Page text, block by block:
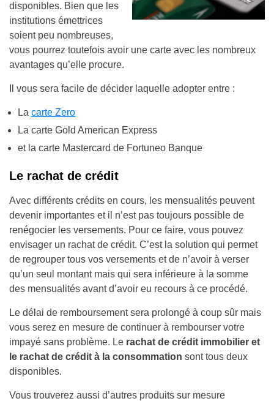
disponibles. Bien que les
institutions émettrices
soient peu nombreuses,
vous pourrez toutefois avoir une carte avec les nombreux
avantages qu’elle procure.
Il vous sera facile de décider laquelle adopter entre :
La carte Zero
La carte Gold American Express
et la carte Mastercard de Fortuneo Banque
Le rachat de crédit
Avec différents crédits en cours, les mensualités peuvent
devenir importantes et il n’est pas toujours possible de
renégocier les versements. Pour ce faire, vous pouvez
envisager un rachat de crédit. C’est la solution qui permet
de regrouper tous vos versements et de n’avoir à verser
qu’un seul montant mais qui sera inférieure à la somme
des mensualités avant d’avoir eu recours à ce procédé.
Le délai de remboursement sera prolongé à coup sûr mais
vous serez en mesure de continuer à rembourser votre
impayé sans problème. Le rachat de crédit immobilier et
le rachat de crédit à la consommation sont tous deux
disponibles.
Vous trouverez aussi d’autres produits sur mesure